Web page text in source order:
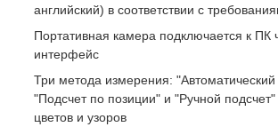
английский) в соответствии с
Портативная камера подключается к ПК
интерфейс
Три метода измерения: "Автоматический
"Подсчет по позиции" и "Ручной
цветов и узоров